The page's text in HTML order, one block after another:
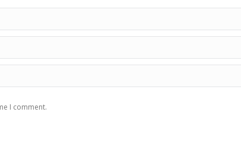
I comment.